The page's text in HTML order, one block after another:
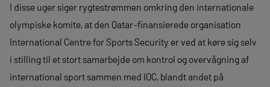
I disse uger siger rygtestrømmen omkring den internationale
olympiske komite, at den Qatar-finansierede organisation
International Centre for Sports Security er ved at køre sig selv
i stilling til et stort samarbejde om kontrol og overvågning af
international sport sammen med IOC, blandt andet på